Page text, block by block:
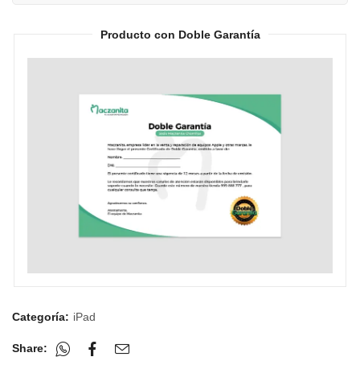
Producto con Doble Garantía
Categoría: iPad
Share: